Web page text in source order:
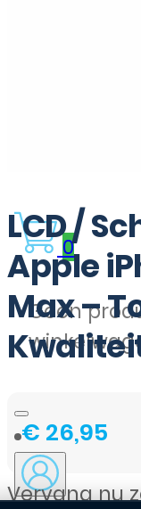
0
Geen
LCD /
Apple
Max –
€ 26,95
Vervang nu